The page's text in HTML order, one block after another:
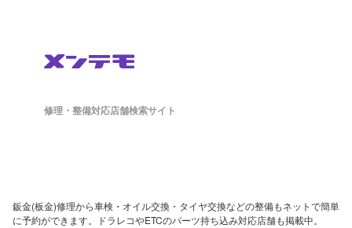
修理・整備対応店舗検索サイト
鈑金(板金)修理から車検・オイル交換・タイヤ交換などの整備もネットで簡単
に予約ができます。ドラレコやETCのパーツ持ち込み対応店舗も掲載中。